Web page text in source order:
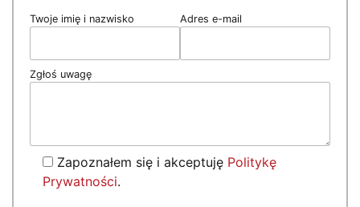
Twoje imię i nazwisko Adres e-mail
Zgłoś uwagę
Zapoznałem się i akceptuję Politykę
Prywatności.